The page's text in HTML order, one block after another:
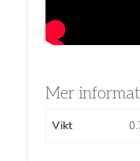
Mer
Vikt